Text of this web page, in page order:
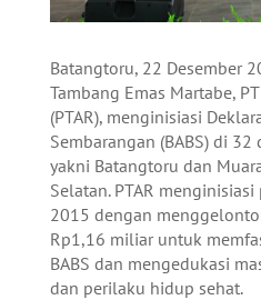
Batangtoru, 22 Desember
Tambang Emas Martabe,
(PTAR), menginisiasi
Sembarangan (BABS) di
yakni Batangtoru dan
Selatan. PTAR
2015 dengan
Rp1,16 miliar untuk
BABS dan mengedukasi
dan perilaku hidup sehat.